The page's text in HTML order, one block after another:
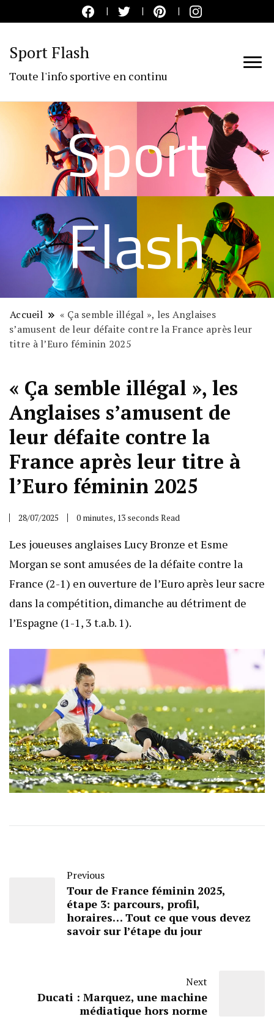
Sport Flash
Toute l'info sportive en continu
Sport
Flash
Accueil
« Ça semble illégal », les Anglaises
s’amusent de leur défaite contre la France après leur
titre à l’Euro féminin 2025
« Ça semble illégal », les
Anglaises s’amusent de
leur défaite contre la
France après leur titre à
l’Euro féminin 2025
28/07/2025 0 minutes, 13 seconds Read
Les joueuses anglaises Lucy Bronze et Esme
Morgan se sont amusées de la défaite contre la
France (2-1) en ouverture de l’Euro après leur sacre
dans la compétition, dimanche au détriment de
l’Espagne (1-1, 3 t.a.b. 1).
Previous
Tour de France féminin 2025,
étape 3: parcours, profil,
horaires… Tout ce que vous devez
savoir sur l’étape du jour
Next
Ducati : Marquez, une machine
médiatique hors norme